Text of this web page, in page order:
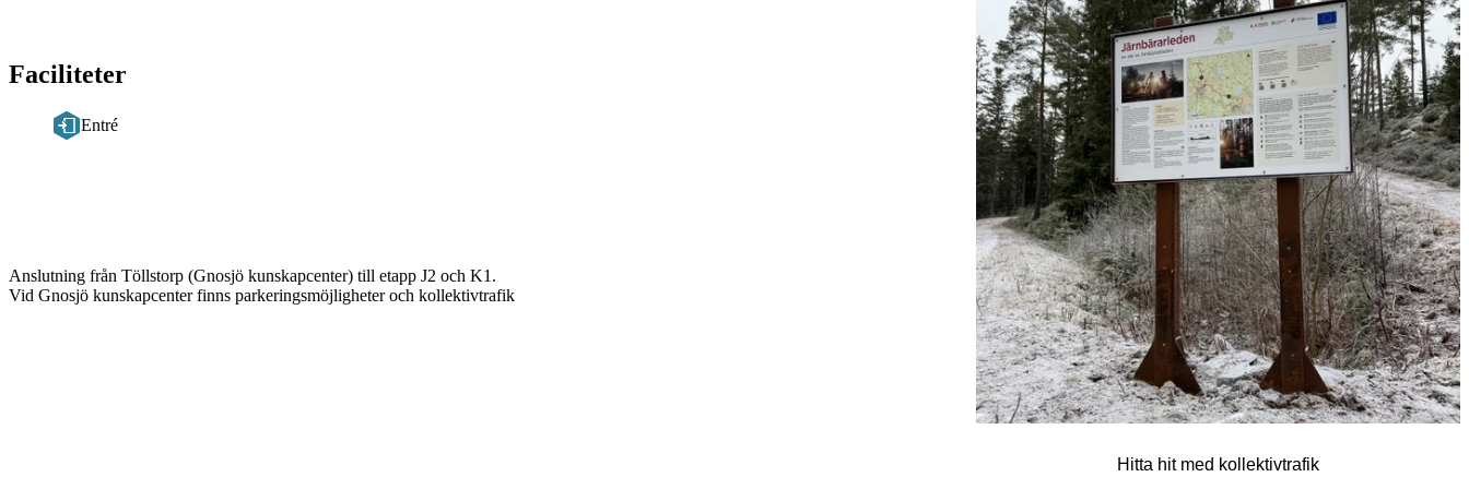
Faciliteter
Entré
Beskrivning
Anslutning från Töllstorp (Gnosjö kunskapcenter) till etapp J2 och K1.
Vid Gnosjö kunskapcenter finns parkeringsmöjligheter och kollektivtrafik
Hitta hit med kollektivtrafik